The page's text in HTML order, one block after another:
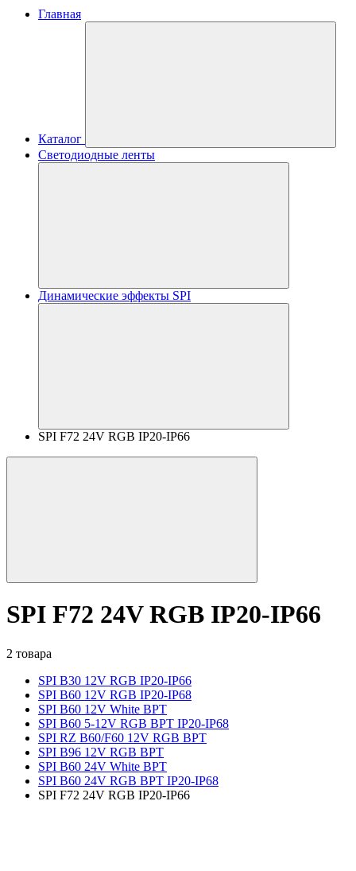
Главная
Каталог
Светодиодные ленты
Динамические эффекты SPI
SPI F72 24V RGB IP20-IP66
SPI F72 24V RGB IP20-IP66
2 товара
SPI B30 12V RGB IP20-IP66
SPI B60 12V RGB IP20-IP68
SPI B60 12V White BPT
SPI B60 5-12V RGB BPT IP20-IP68
SPI RZ B60/F60 12V RGB BPT
SPI B96 12V RGB BPT
SPI B60 24V White BPT
SPI B60 24V RGB BPT IP20-IP68
SPI F72 24V RGB IP20-IP66